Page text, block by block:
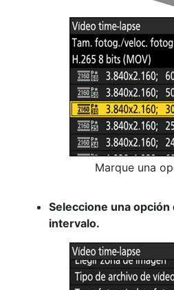
Marque una
Seleccione una
intervalo.